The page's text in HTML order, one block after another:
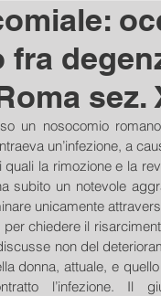
fra
sez.
un nosocomio
un’infezione, a
la rimozione e la
subito un notevole
unicamente
chiedere il
non del
donna, attuale, e
l’infezione. Il